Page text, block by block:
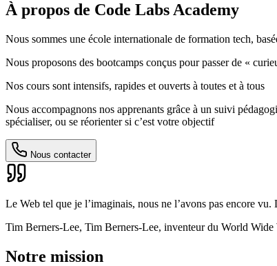
À propos de Code Labs Academy
Nous sommes une école internationale de formation tech,
Nous proposons des bootcamps conçus pour passer de «
Nos cours sont intensifs, rapides et ouverts à toutes et à tous
Nous accompagnons nos apprenants grâce à un suivi
spécialiser, ou se réorienter si c’est votre objectif
Nous contacter
Le Web tel que je l’imaginais, nous ne l’avons pas encore
Tim Berners-Lee, Tim Berners-Lee, inventeur du World Wide
Notre mission